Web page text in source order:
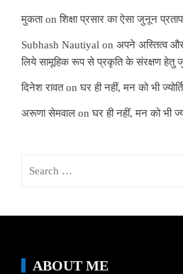
मुकताonशिक्षा प्रसार का ऐसा जुनून
Subhash Nautiyal on अपने अस्तित्व
लिये सामूहिक रूप से प्रकृति के संरक्षण हेतु
दिनेश रावतonघर ही नहीं, मन को भी
अरूणा सेमवाल onघर ही नहीं, मन को भी
ABOUT ME